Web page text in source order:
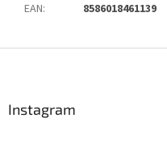
EAN: 8586018461139
Instagram